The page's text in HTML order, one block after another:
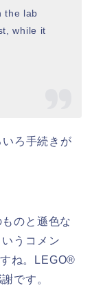
the lab
while it
ろ手続きが
のと遜色な
うコメン
ね。LEGO®
です。